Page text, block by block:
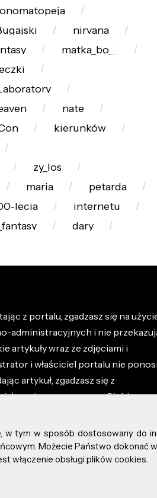
onomatopeja
nirvana
matka_bo__
nate
kierunków
zy_los
maria
petarda
lecia
internetu
dary
z portalu, zgadzasz się na
administracyjnych i nie
artykuły wraz ze zdjęciami i
i właściciel portalu nie ponosi
artykuł, zgadzasz się z
umieszczone przez Ciebie na
tym w sposób dostosowany do
Możecie Państwo dokonać
włączenie obsługi plików cookies.